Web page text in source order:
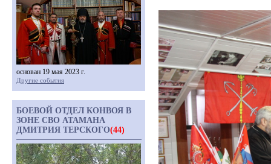
основан 19 мая 2023 г.
Другие события
БОЕВОЙ ОТДЕЛ КОНВОЯ В
ЗОНЕ СВО АТАМАНА
ДМИТРИЯ ТЕРСКОГО(44)